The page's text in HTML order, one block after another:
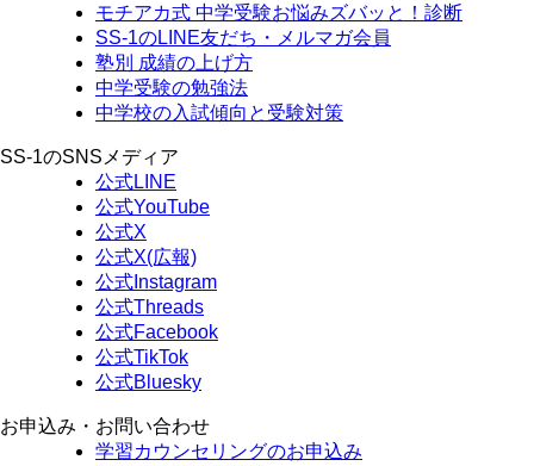
モチアカ式 中学受験お悩みズバッと！診断
SS-1のLINE友だち・メルマガ会員
塾別 成績の上げ方
中学受験の勉強法
中学校の入試傾向と受験対策
SS-1のSNSメディア
公式LINE
公式YouTube
公式X
公式X(広報)
公式Instagram
公式Threads
公式Facebook
公式TikTok
公式Bluesky
お申込み・お問い合わせ
学習カウンセリングのお申込み